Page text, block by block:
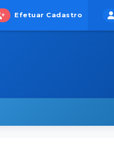
Efetuar Cadastro